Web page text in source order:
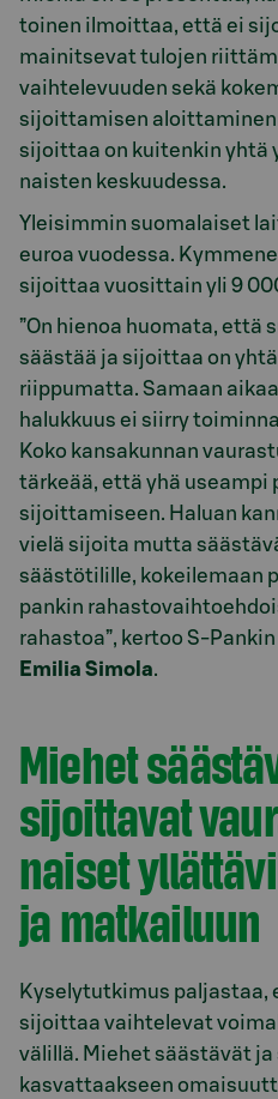
toinen ilmoittaa, että ei
mainitsevat tulojen
vaihtelevuuden sekä
sijoittamisen aloittaminen
sijoittaa on kuitenkin yhtä
naisten keskuudessa.
Yleisimmin suomalaiset
euroa vuodessa.
sijoittaa vuosittain yli 9
”On hienoa huomata, että
säästää ja sijoittaa on
riippumatta. Samaan
halukkuus ei siirry
Koko kansakunnan
tärkeää, että yhä useampi
sijoittamiseen. Haluan
vielä sijoita mutta
säästötilille, kokeilemaan
pankin
rahastoa”, kertoo S-
Emilia Simola.
Miehet
sijoittavat
naiset
ja matkailuun
Kyselytutkimus paljastaa,
sijoittaa vaihtelevat
välillä. Miehet säästävät
kasvattaakseen